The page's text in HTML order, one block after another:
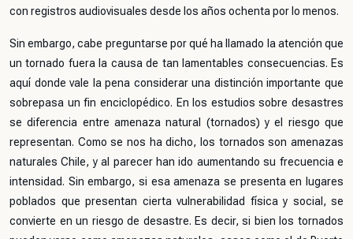
con registros audiovisuales desde los años ochenta por lo menos.
Sin embargo, cabe preguntarse por qué ha llamado la atención que
un tornado fuera la causa de tan lamentables consecuencias. Es
aquí donde vale la pena considerar una distinción importante que
sobrepasa un fin enciclopédico. En los estudios sobre desastres
se diferencia entre amenaza natural (tornados) y el riesgo que
representan. Como se nos ha dicho, los tornados son amenazas
naturales Chile, y al parecer han ido aumentando su frecuencia e
intensidad. Sin embargo, si esa amenaza se presenta en lugares
poblados que presentan cierta vulnerabilidad física y social, se
convierte en un riesgo de desastre. Es decir, si bien los tornados